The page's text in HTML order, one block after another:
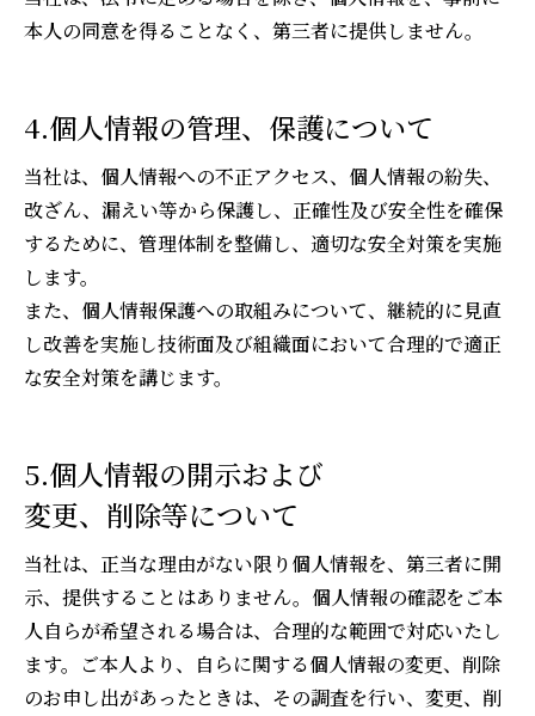
本人の同意を得ることなく、第三者に提供しません。
4.個人情報の管理、保護について
当社は、個人情報への不正アクセス、個人情報の紛失、
改ざん、漏えい等から保護し、正確性及び安全性を確保
するために、管理体制を整備し、適切な安全対策を実施
します。
また、個人情報保護への取組みについて、継続的に見直
し改善を実施し技術面及び組織面において合理的で適正
な安全対策を講じます。
5.個人情報の開示および
変更、削除等について
当社は、正当な理由がない限り個人情報を、第三者に開
示、提供することはありません。個人情報の確認をご本
人自らが希望される場合は、合理的な範囲で対応いたし
ます。ご本人より、自らに関する個人情報の変更、削除
のお申し出があったときは、その調査を行い、変更、削